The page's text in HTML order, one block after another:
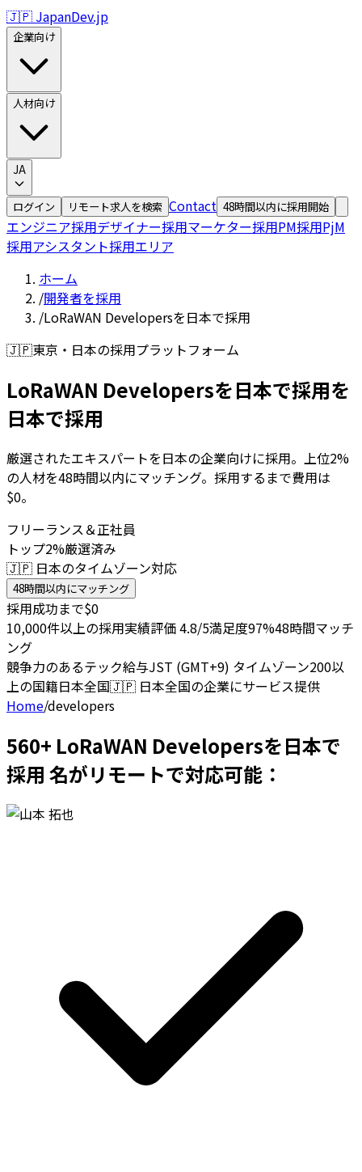
🇯🇵 JapanDev.jp
企業向け
人材向け
JA
ログイン リモート求人を検索 Contact 48時間以内に採用開始
エンジニア採用デザイナー採用マーケター採用PM採用PjM
採用アシスタント採用エリア
ホーム
/開発者を採用
/LoRaWAN Developersを日本で採用
🇯🇵東京・日本の採用プラットフォーム
LoRaWAN Developersを日本で採用を
日本で採用
厳選されたエキスパートを日本の企業向けに採用。上位2%
の人材を48時間以内にマッチング。採用するまで費用は
$0。
フリーランス＆正社員
トップ2%厳選済み
🇯🇵 日本のタイムゾーン対応
48時間以内にマッチング
採用成功まで$0
10,000件以上の採用実績評価 4.8/5満足度97%48時間マッチ
ング
競争力のあるテック給与JST (GMT+9) タイムゾーン200以
上の国籍日本全国🇯🇵 日本全国の企業にサービス提供
Home/developers
560+ LoRaWAN Developersを日本で
採用 名がリモートで対応可能：